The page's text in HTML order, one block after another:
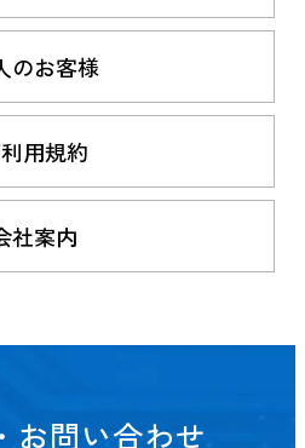
のお客様
用規約
社案内
お問い合わせ